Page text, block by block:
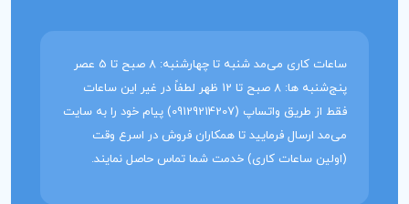
ساعات کاری می‌مد شنبه تا چهارشنبه: 8 صبح تا 5 عصر
پنج‌شنبه ها: 8 صبح تا 12 ظهر لطفاً در غیر این ساعات
فقط از طریق واتساپ (09129214207) پیام خود را به سایت
می‌مد ارسال فرمایید تا همکاران فروش در اسرع وقت
(اولین ساعات کاری) خدمت شما تماس حاصل نمایند.